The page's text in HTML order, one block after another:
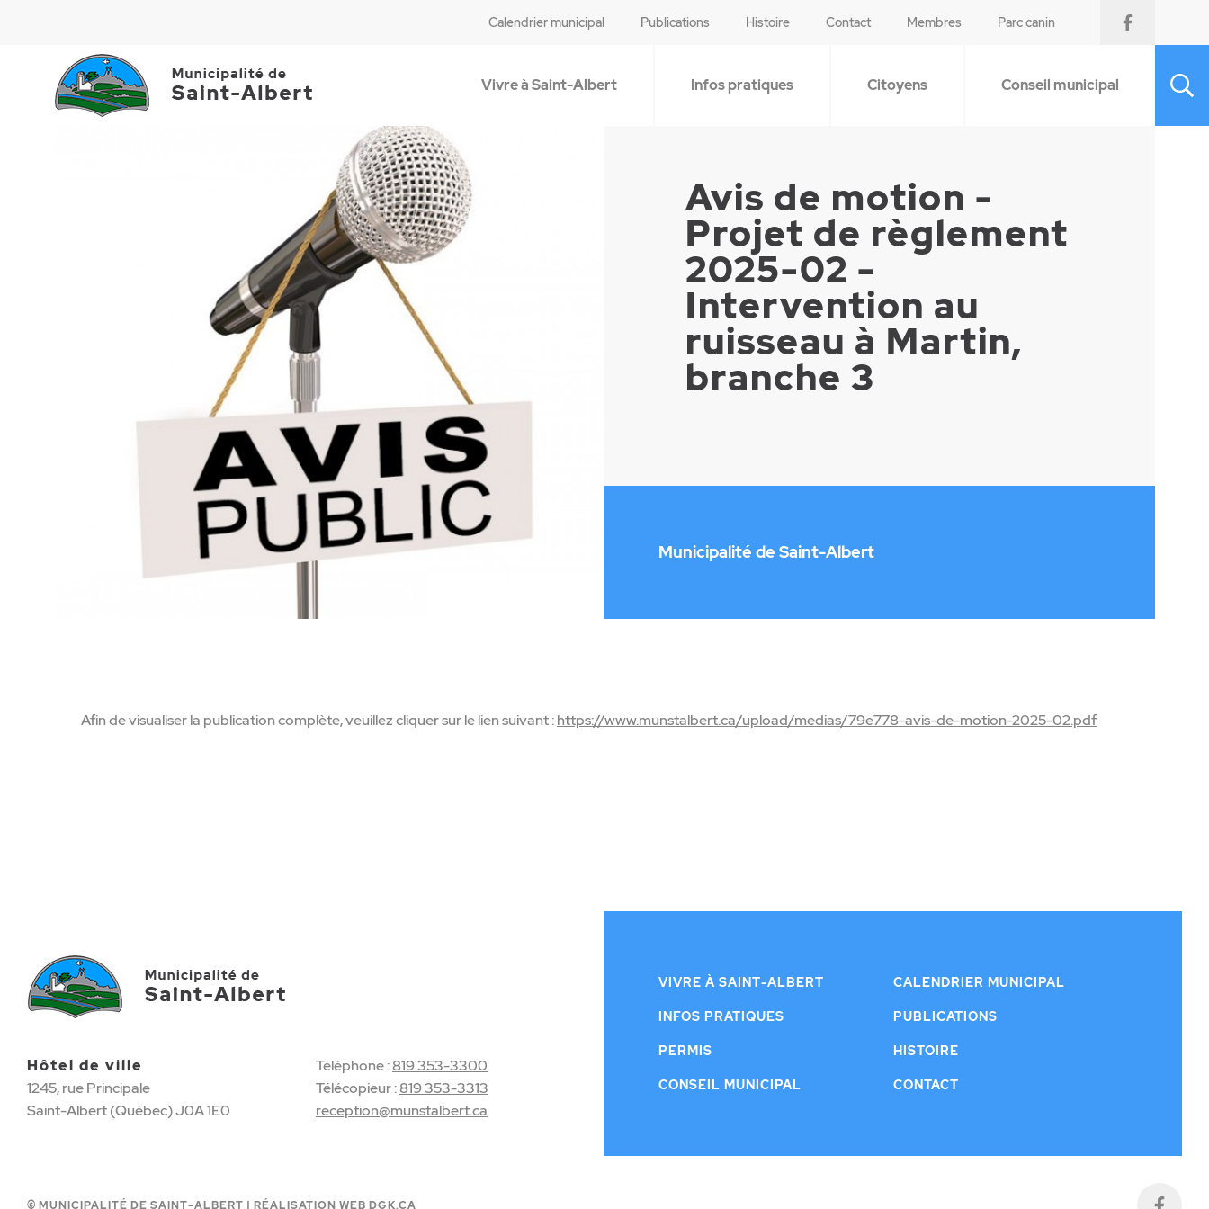
Calendrier municipal Publications Histoire Contact Membres Parc canin
Vivre à Saint-Albert Infos pratiques Citoyens Conseil municipal
Avis de motion -
Projet de règlement
2025-02 -
Intervention au
ruisseau à Martin,
branche 3
Municipalité de Saint-Albert
Afin de visualiser la publication complète, veuillez cliquer sur le lien suivant :https://www.munstalbert.ca/upload/medias/79e778-avis-de-motion-2025-02.pdf
Hôtel de ville
1245, rue Principale
Saint-Albert (Québec) J0A 1E0
Téléphone :819 353-3300
Télécopieur :819 353-3313
reception@munstalbert.ca
VIVRE À SAINT-ALBERT
INFOS PRATIQUES
PERMIS
CONSEIL MUNICIPAL
CALENDRIER MUNICIPAL
PUBLICATIONS
HISTOIRE
CONTACT
© MUNICIPALITÉ DE SAINT-ALBERT | RÉALISATION WEB DGK.CA